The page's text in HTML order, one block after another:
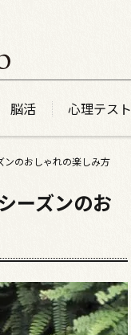
脳活 心理テスト
ンのおしゃれの楽しみ方
ーズンのお